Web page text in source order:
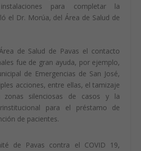
para completar la
el Dr. Morúa, del Área de Salud de
de Salud de Pavas el contacto
fue de gran ayuda, por ejemplo,
de Emergencias de San José,
acciones, entre ellas, el tamizaje
zonas silenciosas de casos y la
para el préstamo de
de pacientes.
de Pavas contra el COVID 19,